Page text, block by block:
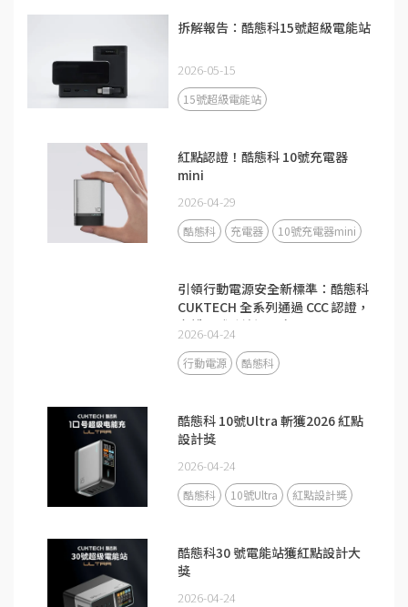
拆解報告：酷態科15號超級電能站
2026-05-15
15號超級電能站
紅點認證！酷態科 10號充電器
mini
2026-04-29
酷態科 充電器 10號充電器mini
引領行動電源安全新標準：酷態科
CUKTECH 全系列通過 CCC 認證，
守護全球跨境通關安全
2026-04-24
行動電源 酷態科
酷態科 10號Ultra 斬獲2026 紅點
設計獎
2026-04-24
酷態科 10號Ultra 紅點設計獎
酷態科30 號電能站獲紅點設計大
獎
2026-04-24